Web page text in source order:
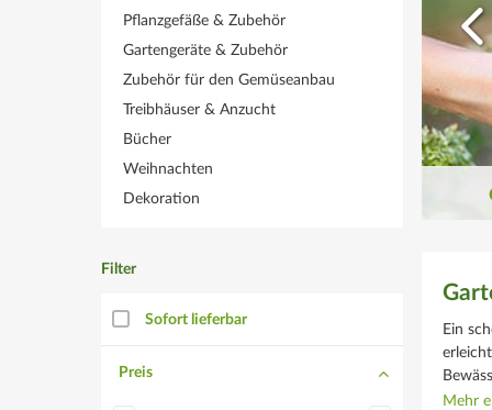
Pflanzgefäße & Zubehör
Gartengeräte & Zubehör
Zubehör für den Gemüseanbau
Treibhäuser & Anzucht
Bücher
Weihnachten
Dekoration
Filter
Sofort lieferbar
Preis
Ein
Mehr